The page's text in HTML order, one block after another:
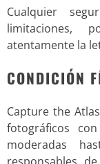
Cualquier
limitaciones,
atentamente la
CONDICIÓN
Capture the
fotográficos
moderadas